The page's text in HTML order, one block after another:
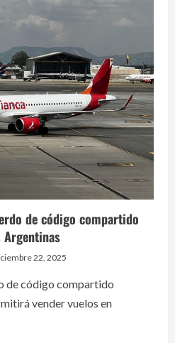
de código compartido
22, 2025
de código compartido
vender vuelos en